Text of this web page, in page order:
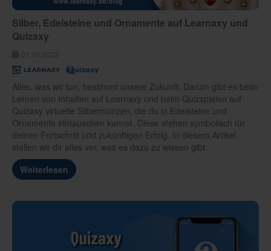
Silber, Edelsteine und Ornamente auf Learnaxy und
Quizaxy
01.10.2023
Alles, was wir tun, bestimmt unsere Zukunft. Darum gibt es beim
Lernen von Inhalten auf Learnaxy und beim Quizspielen auf
Quizaxy virtuelle Silbermünzen, die du in Edelsteine und
Ornamente eintauschen kannst. Diese stehen symbolisch für
deinen Fortschritt und zukünftigen Erfolg. In diesem Artikel
stellen wir dir alles vor, was es dazu zu wissen gibt.
Weiterlesen